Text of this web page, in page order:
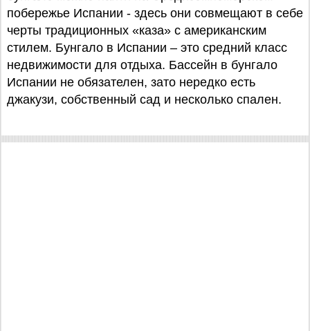
побережье Испании - здесь они совмещают в себе
черты традиционных «каза» с американским
стилем. Бунгало в Испании – это средний класс
недвижимости для отдыха. Бассейн в бунгало
Испании не обязателен, зато нередко есть
джакузи, собственный сад и несколько спален.